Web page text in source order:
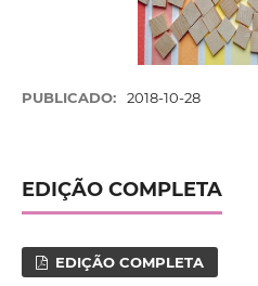
PUBLICADO: 2018-10-28
EDIÇÃO COMPLETA
EDIÇÃO COMPLETA